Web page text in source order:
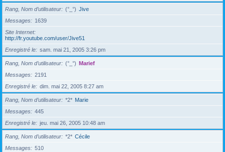
Rang, Nom d’utilisateur (°_°) Jive
Messages
1639
Site Internet
http://fr.youtube.com/user/Jive51
Enregistré le
sam. mai 21, 2005 3:26 pm
Rang, Nom d’utilisateur (°_°) Marief
Messages
2191
Enregistré le
dim. mai 22, 2005 8:27 am
Rang, Nom d’utilisateur *2* Marie
Messages
445
Enregistré le
jeu. mai 26, 2005 10:48 am
Rang, Nom d’utilisateur *2* Cécile
Messages
510